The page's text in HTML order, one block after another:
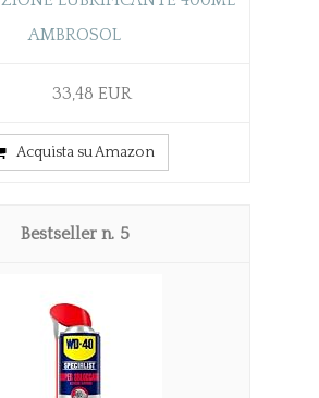
AMBROSOL
33,48 EUR
Acquista su Amazon
5